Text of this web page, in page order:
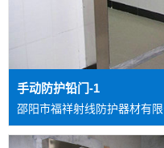
手动防护铅门-1